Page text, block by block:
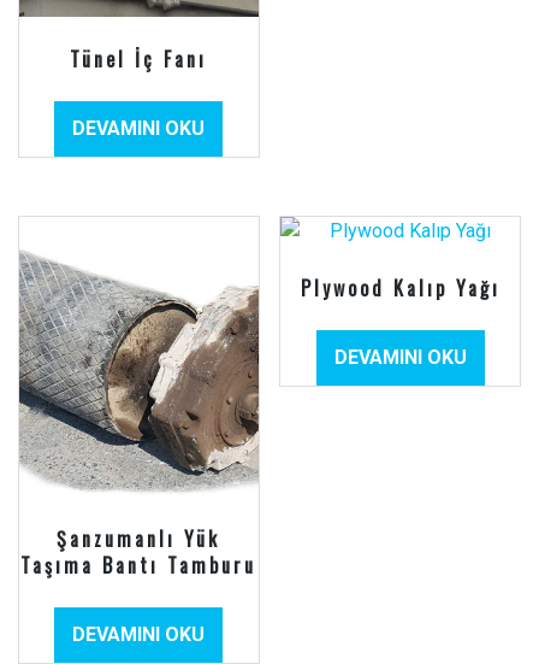
Tünel İç Fanı
DEVAMINI OKU
Şanzumanlı Yük
Taşıma Bantı Tamburu
DEVAMINI OKU
Plywood Kalıp Yağı
DEVAMINI OKU